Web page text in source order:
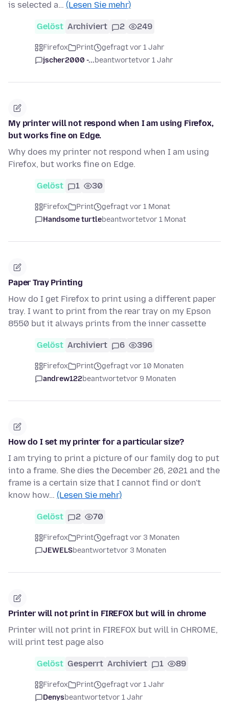
is selected a… (Lesen Sie mehr)
Gelöst Archiviert 2 249
Firefox Print
gefragt vor 1 Jahr
jscher2000 -...beantwortetvor 1 Jahr
My printer will not respond when I am using Firefox,
but works fine on Edge.
Why does my printer not respond when I am using
Firefox, but works fine on Edge.
Gelöst 1 30
Firefox Print
gefragt vor 1 Monat
Handsome turtlebeantwortetvor 1 Monat
Paper Tray Printing
How do I get Firefox to print using a different paper
tray. I want to print from the rear tray on my Epson
8550 but it always prints from the inner cassette
Gelöst Archiviert 6 396
Firefox Print
gefragt vor 10 Monaten
andrew122beantwortetvor 9 Monaten
How do I set my printer for a particular size?
I am trying to print a picture of our family dog to put
into a frame. She dies the December 26, 2021 and the
frame is a certain size that I cannot find or don't
know how… (Lesen Sie mehr)
Gelöst 2 70
Firefox Print
gefragt vor 3 Monaten
JEWELSbeantwortetvor 3 Monaten
Printer will not print in FIREFOX but will in chrome
Printer will not print in FIREFOX but will in CHROME,
will print test page also
Gelöst Gesperrt Archiviert 1 89
Firefox Print
gefragt vor 1 Jahr
Denysbeantwortetvor 1 Jahr